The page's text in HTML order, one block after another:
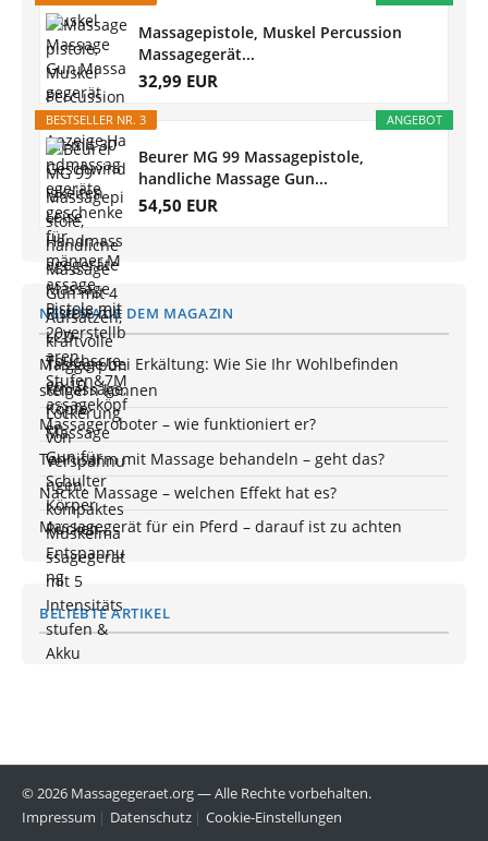
Massagepistole, Muskel Percussion
Massagegerät...
32,99 EUR
ANGEBOT
BESTSELLER NR. 3
Beurer MG 99 Massagepistole,
handliche Massage Gun...
54,50 EUR
NEUES AUS DEM MAGAZIN
Massage bei Erkältung: Wie Sie Ihr Wohlbefinden
steigern können
Massageroboter – wie funktioniert er?
Tennisarm mit Massage behandeln – geht das?
Nackte Massage – welchen Effekt hat es?
Massagegerät für ein Pferd – darauf ist zu achten
BELIEBTE ARTIKEL
© 2026 Massagegeraet.org — Alle Rechte vorbehalten.
Impressum
Datenschutz Cookie-Einstellungen